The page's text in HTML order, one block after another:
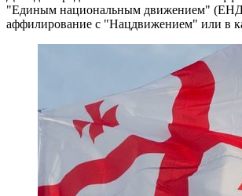
"Единым национальным движением"
аффилирование с "Нацдвижением" или в